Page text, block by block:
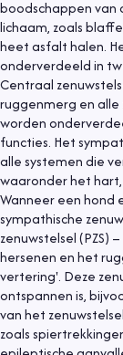
boodschappen van
lichaam, zoals
heet asfalt halen.
onderverdeeld in
Centraal
ruggenmerg en alle
worden
functies. Het
alle systemen die
waaronder het
Wanneer een hond
sympathische
zenuwstelsel (PZS)
hersenen en het
vertering'. Deze
ontspannen is,
van het
zoals